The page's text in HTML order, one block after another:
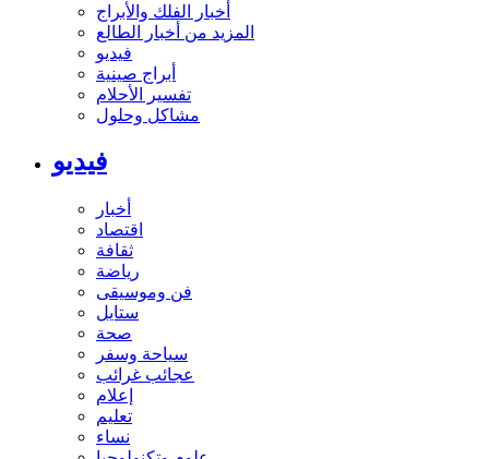
أخبار الفلك والأبراج
المزيد من أخبار الطالع
فيديو
أبراج صينية
تفسير الأحلام
مشاكل وحلول
فيديو
أخبار
اقتصاد
ثقافة
رياضة
فن وموسيقى
ستايل
صحة
سياحة وسفر
عجائب غرائب
إعلام
تعليم
نساء